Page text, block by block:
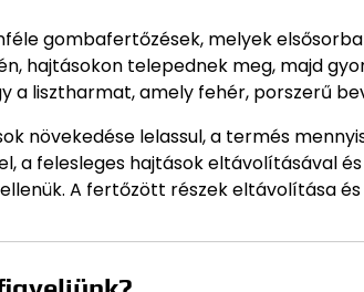
gombafertőzések, melyek
hajtásokon telepednek meg, majd
a lisztharmat, amely fehér, porszerű
növekedése lelassul, a termés
a felesleges hajtások eltávolításával
A fertőzött részek eltávolítása